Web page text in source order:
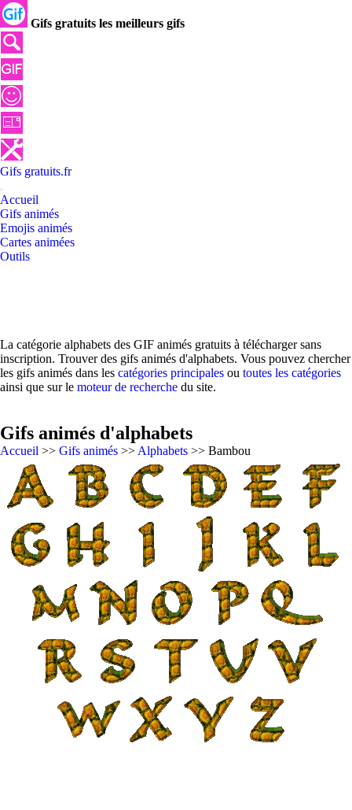
Gifs gratuits les meilleurs gifs
Gifs gratuits.fr
Accueil
Gifs animés
Emojis animés
Cartes animées
Outils
La catégorie alphabets des GIF animés gratuits à télécharger sans
inscription. Trouver des gifs animés d'alphabets. Vous pouvez chercher
les gifs animés dans les catégories principales ou toutes les catégories
ainsi que sur le moteur de recherche du site.
Gifs animés d'alphabets
Accueil >> Gifs animés >> Alphabets >> Bambou